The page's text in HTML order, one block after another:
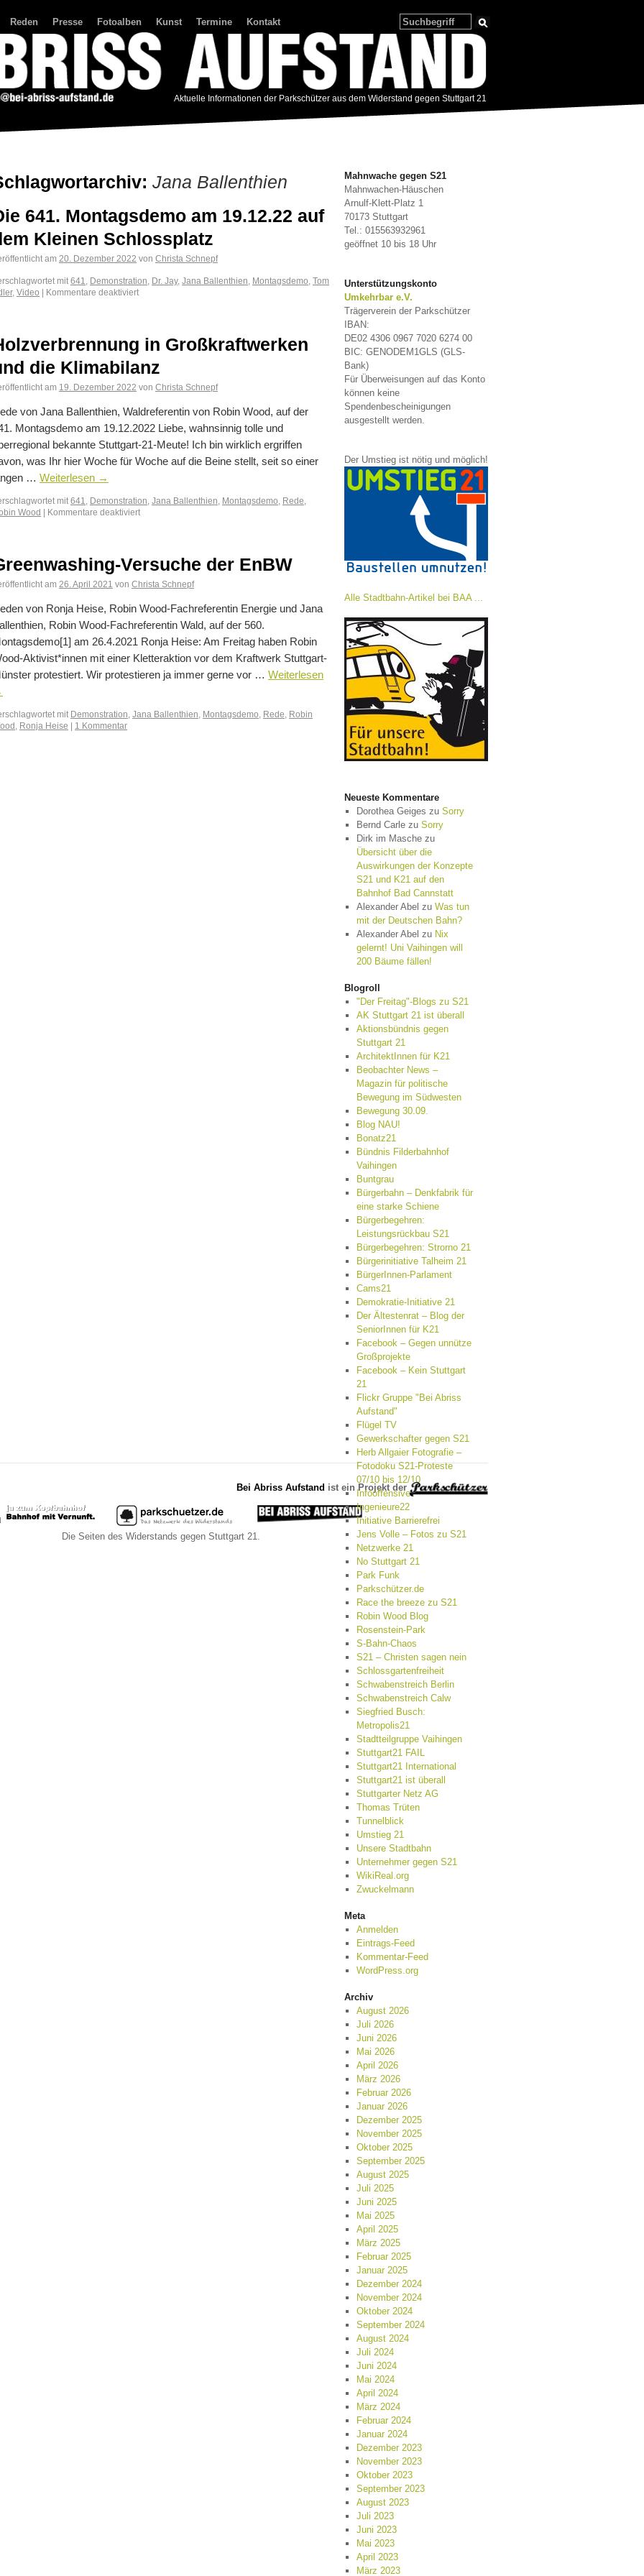
Reden Presse Fotoalben Kunst Termine Kontakt
Aktuelle Informationen der Parkschützer aus dem Widerstand gegen Stuttgart 21
Jana Ballenthien
641. Montagsdemo am 19.12.22 auf
Kleinen Schlossplatz
am 20. Dezember 2022 von Christa Schnepf
mit 641 Demonstration Dr. Jay, Jana Ballenthien Montagsdemo Tom
, Video | Kommentare deaktiviert
in Großkraftwerken
die Klimabilanz
am 19. Dezember 2022 von Christa Schnepf
von Jana Ballenthien, Waldreferentin von Robin Wood, auf der
Montagsdemo am 19.12.2022 Liebe, wahnsinnig tolle und
bekannte Stuttgart-21-Meute! Ich bin wirklich ergriffen
was Ihr hier Woche für Woche auf die Beine stellt, seit so einer
… Weiterlesen →
mit 641 Demonstration Jana Ballenthien Montagsdemo Rede
Wood | Kommentare deaktiviert
Versuche der EnBW
am 26. April 2021 von Christa Schnepf
von Ronja Heise, Robin Wood-Fachreferentin Energie und Jana
Robin Wood-Fachreferentin Wald, auf der 560.
am 26.4.2021 Ronja Heise: Am Freitag haben Robin
Aktivist*innen mit einer Kletteraktion vor dem Kraftwerk Stuttgart-
protestiert. Wir protestieren ja immer gerne vor … Weiterlesen
mit Demonstration Jana Ballenthien Montagsdemo Rede
Robin
Ronja Heise | 1 Kommentar
Mahnwache gegen S21
Mahnwachen-Häuschen
Arnulf-Klett-Platz 1
70173 Stuttgart
Tel.: 015563932961
geöffnet 10 bis 18 Uhr
Unterstützungskonto
Umkehrbar e.V.
Trägerverein der Parkschützer
IBAN:
DE02 4306 0967 7020 6274 00
BIC: GENODEM1GLS (GLS-
Bank)
Für Überweisungen auf das Konto
können keine
Spendenbescheinigungen
ausgestellt werden.
Der Umstieg ist nötig und möglich!
Alle Stadtbahn-Artikel bei BAA ...
Neueste Kommentare
Dorothea Geiges zu Sorry
Bernd Carlezu Sorry
Dirk im Maschezu
Übersicht über die
Auswirkungen der Konzepte
S21 und K21 auf den
Bahnhof Bad Cannstatt
Alexander Abel zu Was tun
mit der Deutschen Bahn?
Alexander Abel zu Nix
gelernt! Uni Vaihingen will
200 Bäume fällen!
Blogroll
"Der Freitag"-Blogs zu S21
AK Stuttgart 21 ist überall
Aktionsbündnis gegen
Stuttgart 21
ArchitektInnen für K21
Beobachter News –
Magazin für politische
Bewegung im Südwesten
Bewegung 30.09.
Blog NAU!
Bonatz21
Bündnis Filderbahnhof
Vaihingen
Buntgrau
Bürgerbahn – Denkfabrik für
eine starke Schiene
Bürgerbegehren:
Leistungsrückbau S21
Bürgerbegehren: Strorno 21
Bürgerinitiative Talheim 21
BürgerInnen-Parlament
Cams21
Demokratie-Initiative 21
Der Ältestenrat – Blog der
SeniorInnen für K21
Facebook – Gegen unnütze
Großprojekte
Facebook – Kein Stuttgart
21
Flickr Gruppe "Bei Abriss
Aufstand"
Flügel TV
Gewerkschafter gegen S21
Herb Allgaier Fotografie –
Fotodoku S21-Proteste
07/10 bis 12/10
Infooffensive
Ingenieure22
Initiative Barrierefrei
Jens Volle – Fotos zu S21
Netzwerke 21
No Stuttgart 21
Park Funk
Parkschützer.de
Race the breeze zu S21
Robin Wood Blog
Rosenstein-Park
S-Bahn-Chaos
S21 – Christen sagen nein
Schlossgartenfreiheit
Schwabenstreich Berlin
Schwabenstreich Calw
Siegfried Busch:
Metropolis21
Stadtteilgruppe Vaihingen
Stuttgart21 FAIL
Stuttgart21 International
Stuttgart21 ist überall
Stuttgarter Netz AG
Thomas Trüten
Tunnelblick
Umstieg 21
Unsere Stadtbahn
Unternehmer gegen S21
WikiReal.org
Zwuckelmann
Meta
Anmelden
Eintrags-Feed
Kommentar-Feed
WordPress.org
Archiv
August 2026
Juli 2026
Juni 2026
Mai 2026
April 2026
März 2026
Februar 2026
Januar 2026
Dezember 2025
November 2025
Oktober 2025
September 2025
August 2025
Juli 2025
Juni 2025
Mai 2025
April 2025
März 2025
Februar 2025
Januar 2025
Dezember 2024
November 2024
Oktober 2024
September 2024
August 2024
Juli 2024
Juni 2024
Mai 2024
April 2024
März 2024
Februar 2024
Januar 2024
Dezember 2023
November 2023
Oktober 2023
September 2023
August 2023
Juli 2023
Juni 2023
Mai 2023
April 2023
März 2023
Bei Abriss Aufstand ist ein Projekt der
Die Seiten des Widerstands gegen Stuttgart 21.